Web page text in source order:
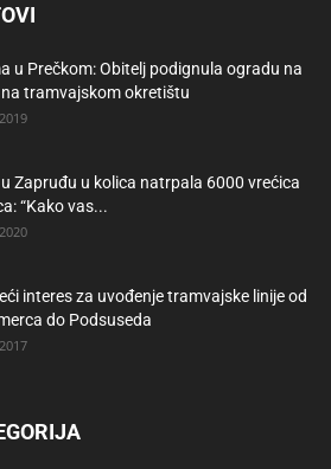
u Prečkom: Obitelj podignula ogradu na
tramvajskom okretištu
Zapruđu u kolica natrpala 6000 vrećica
“Kako vas...
interes za uvođenje tramvajske linije od
do Podsuseda